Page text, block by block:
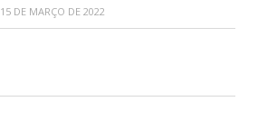
15 DE MARÇO DE 2022